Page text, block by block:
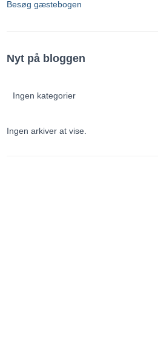
d.28/3 i Vær Sognehus...